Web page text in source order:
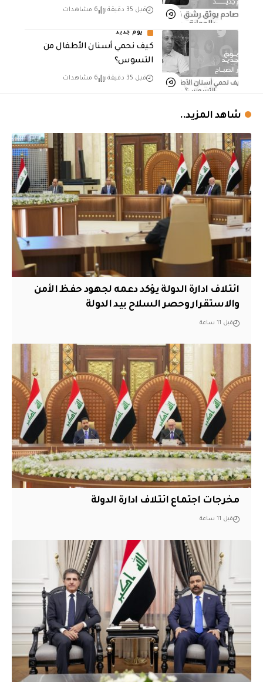
قبل 35 دقيقة 6 مشاهدات
يوم جديد
كيف نحمي أسنان الأطفال من
التسوس؟
قبل 35 دقيقة 6 مشاهدات
شاهد المزيد..
ائتلاف ادارة الدولة يؤكد دعمه لجهود حفظ الأمن
والاستقرار وحصر السلاح بيد الدولة
قبل 11 ساعة
مخرجات اجتماع ائتلاف ادارة الدولة
قبل 11 ساعة